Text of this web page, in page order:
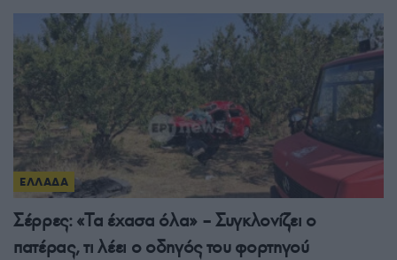
ΕΛΛΑΔΑ
Σέρρες: «Τα έχασα όλα» – Συγκλονίζει ο
πατέρας, τι λέει ο οδηγός του φορτηγού